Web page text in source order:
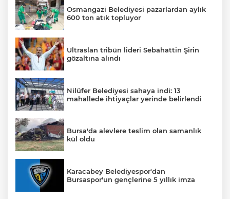
Osmangazi Belediyesi pazarlardan aylık
600 ton atık topluyor
Ultraslan tribün lideri Sebahattin Şirin
gözaltına alındı
Nilüfer Belediyesi sahaya indi: 13
mahallede ihtiyaçlar yerinde belirlendi
Bursa'da alevlere teslim olan samanlık
kül oldu
Karacabey Belediyespor'dan
Bursaspor'un gençlerine 5 yıllık imza